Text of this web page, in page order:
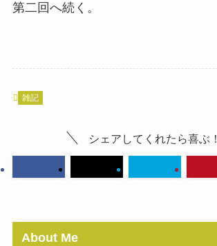
第二回へ続く。
雑記
シェアしてくれたら喜ぶ！
About Me